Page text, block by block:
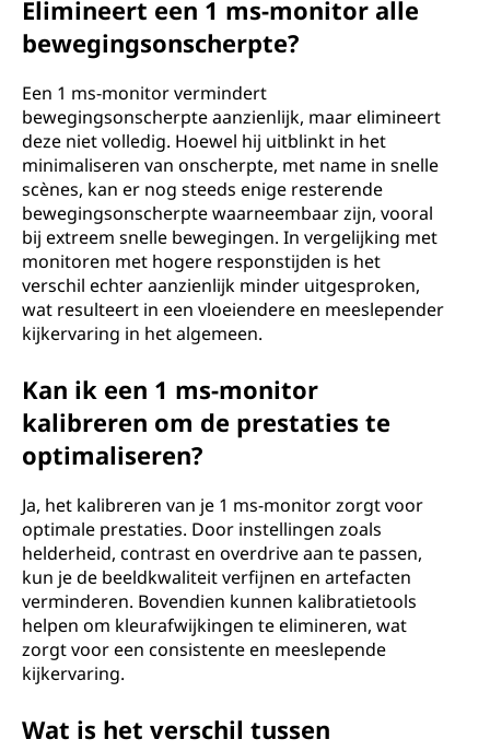
Elimineert een 1 ms-monitor alle
bewegingsonscherpte?
Een 1 ms-monitor vermindert
bewegingsonscherpte aanzienlijk, maar elimineert
deze niet volledig. Hoewel hij uitblinkt in het
minimaliseren van onscherpte, met name in snelle
scènes, kan er nog steeds enige resterende
bewegingsonscherpte waarneembaar zijn, vooral
bij extreem snelle bewegingen. In vergelijking met
monitoren met hogere responstijden is het
verschil echter aanzienlijk minder uitgesproken,
wat resulteert in een vloeiendere en meeslepender
kijkervaring in het algemeen.
Kan ik een 1 ms-monitor
kalibreren om de prestaties te
optimaliseren?
Ja, het kalibreren van je 1 ms-monitor zorgt voor
optimale prestaties. Door instellingen zoals
helderheid, contrast en overdrive aan te passen,
kun je de beeldkwaliteit verfijnen en artefacten
verminderen. Bovendien kunnen kalibratietools
helpen om kleurafwijkingen te elimineren, wat
zorgt voor een consistente en meeslepende
kijkervaring.
Wat is het verschil tussen